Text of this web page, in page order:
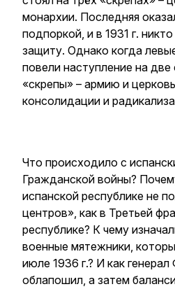
монархии. Последняя
подпоркой, и в 1931 г.
защиту. Однако когда
повели наступление на
«скрепы» – армию и
консолидации и
Что происходило с
Гражданской войны?
испанской республике не
центров», как в Третьей
республике? К чему
военные мятежники,
июле 1936 г.? И как
облапошил, а затем